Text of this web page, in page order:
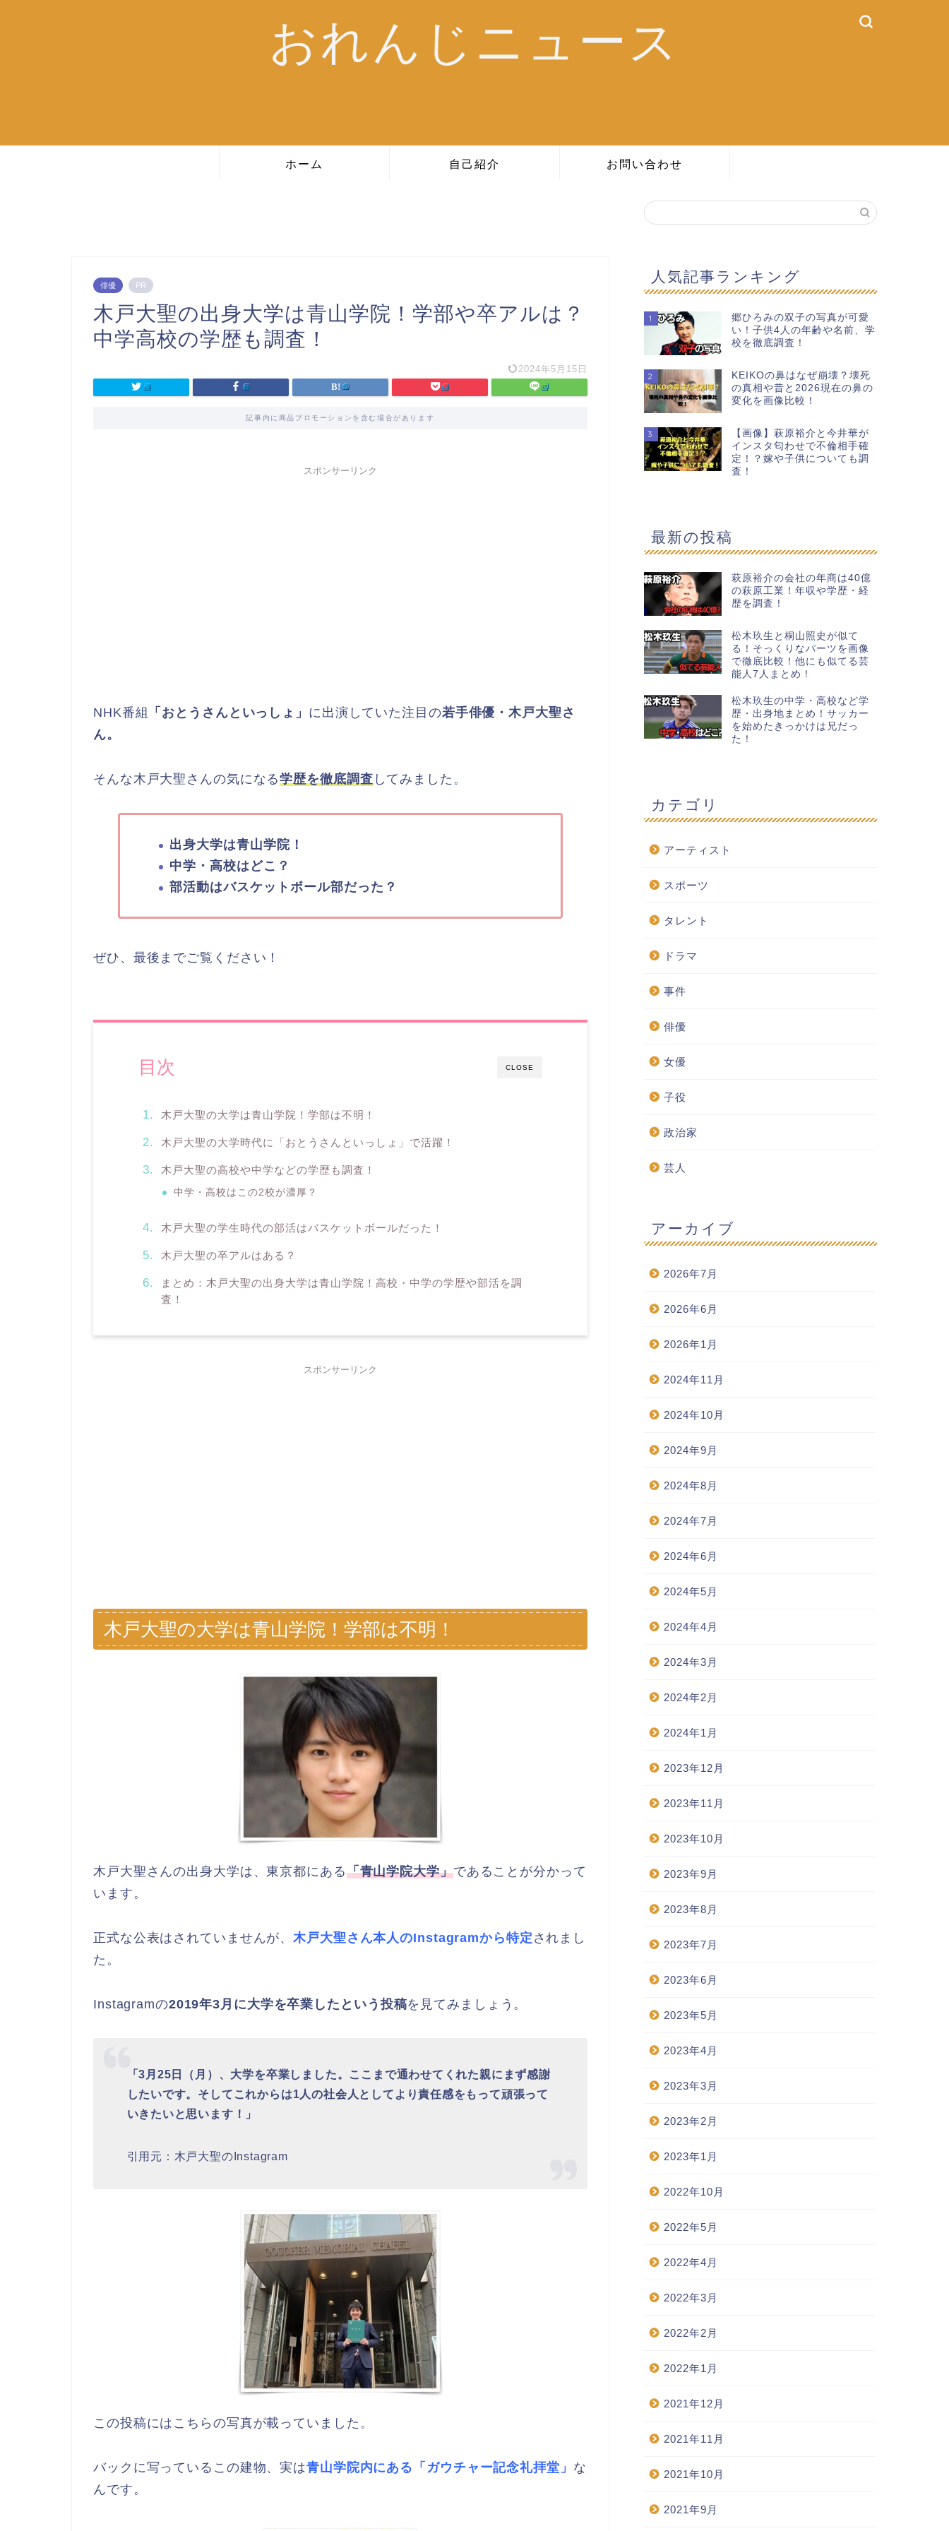
おれんじニュース
ホーム 自己紹介 お問い合わせ
俳優 PR
木戸大聖の出身大学は青山学院！学部や卒アルは？
中学高校の学歴も調査！
2024年5月15日
記事内に商品プロモーションを含む場合があります
スポンサーリンク
NHK番組 「おとうさんといっしょ」 に出演していた注目の若手俳優・木戸大聖さ
ん。
そんな木戸大聖さんの気になる学歴を徹底調査 してみました。
出身大学は青山学院！
中学・高校はどこ？
部活動はバスケットボール部だった？
ぜひ、最後までご覧ください！
CLOSE
目次
木戸大聖の大学は青山学院！学部は不明！
木戸大聖の大学時代に「おとうさんといっしょ」で活躍！
木戸大聖の高校や中学などの学歴も調査！
中学・高校はこの2校が濃厚？
木戸大聖の学生時代の部活はバスケットボールだった！
木戸大聖の卒アルはある？
まとめ：木戸大聖の出身大学は青山学院！高校・中学の学歴や部活を調
査！
スポンサーリンク
木戸大聖の大学は青山学院！学部は不明！
木戸大聖さんの出身大学は、東京都にある「青山学院大学」であることが分かって
います。
正式な公表はされていませんが、木戸大聖さん本人のInstagramから特定 されまし
た。
Instagramの2019年3月に大学を卒業したという投稿を見てみましょう。
「3月25日（月）、大学を卒業しました。ここまで通わせてくれた親にまず感謝
したいです。そしてこれからは1人の社会人としてより責任感をもって頑張って
いきたいと思います！」
引用元：木戸大聖のInstagram
この投稿にはこちらの写真が載っていました。
バックに写っているこの建物、実は青山学院内にある「ガウチャー記念礼拝堂」 な
んです。
人気記事ランキング
1
郷ひろみの双子の写真が可愛
い！子供4人の年齢や名前、学
校を徹底調査！
2
KEIKOの鼻はなぜ崩壊？壊死
の真相や昔と2026現在の鼻の
変化を画像比較！
3
【画像】萩原裕介と今井華が
インスタ匂わせで不倫相手確
定！？嫁や子供についても調
査！
最新の投稿
萩原裕介の会社の年商は40億
の萩原工業！年収や学歴・経
歴を調査！
松木玖生と桐山照史が似て
る！そっくりなパーツを画像
で徹底比較！他にも似てる芸
能人7人まとめ！
松木玖生の中学・高校など学
歴・出身地まとめ！サッカー
を始めたきっかけは兄だっ
た！
カテゴリ
アーティスト
スポーツ
タレント
ドラマ
事件
俳優
女優
子役
政治家
芸人
アーカイブ
2026年7月
2026年6月
2026年1月
2024年11月
2024年10月
2024年9月
2024年8月
2024年7月
2024年6月
2024年5月
2024年4月
2024年3月
2024年2月
2024年1月
2023年12月
2023年11月
2023年10月
2023年9月
2023年8月
2023年7月
2023年6月
2023年5月
2023年4月
2023年3月
2023年2月
2023年1月
2022年10月
2022年5月
2022年4月
2022年3月
2022年2月
2022年1月
2021年12月
2021年11月
2021年10月
2021年9月